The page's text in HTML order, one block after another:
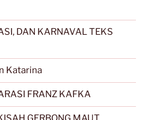
DAN KARNAVAL TEKS
Katarina
FRANZ KAFKA